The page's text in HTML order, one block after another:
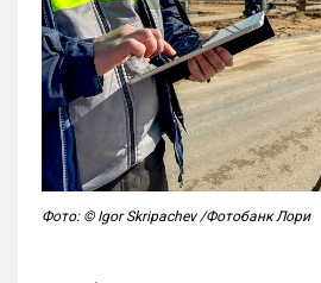
Фото: © Igor Skripachev /Фотобанк Лори